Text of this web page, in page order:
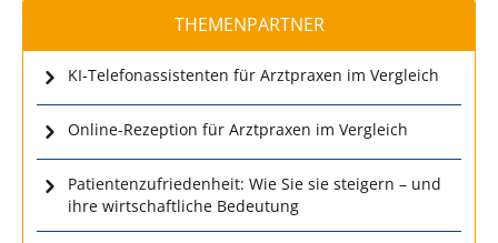
THEMENPARTNER
KI-Telefonassistenten für Arztpraxen im Vergleich
Online-Rezeption für Arztpraxen im Vergleich
Patientenzufriedenheit: Wie Sie sie steigern – und
ihre wirtschaftliche Bedeutung